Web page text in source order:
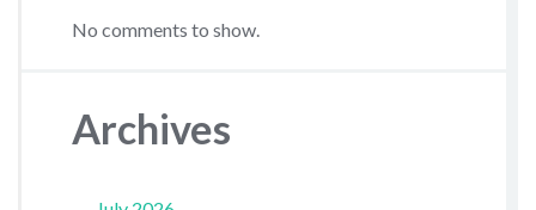
No comments to show.
Archives